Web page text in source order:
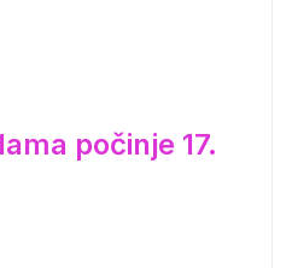
počinje 17.